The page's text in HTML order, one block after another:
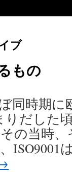
ブ
もの
同時期
だした
の当時
ISO9001